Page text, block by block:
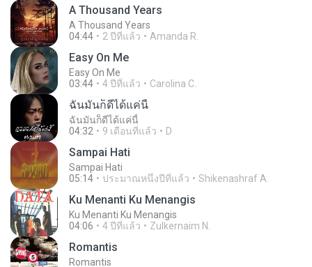
A Thousand Years
A Thousand Years
04:44
2 ปีที่แล้ว Amanda R.
Easy On Me
Easy On Me
03:44
4 ปีที่แล้ว Carolina C.
ฉันมันก็ดีได้แค่นี้
ฉันมันก็ดีได้แค่นี้
04:32
9 เดือนที่แล้ว D
Sampai Hati
Sampai Hati
05:14
ประมาณหนึ่งปีที่แล้ว Shikenashraf A.
Ku Menanti Ku Menangis
Ku Menanti Ku Menangis
04:06
4 ปีที่แล้ว Zulkernaim N.
Romantis
Romantis